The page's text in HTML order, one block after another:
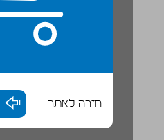
חזרה לאתר